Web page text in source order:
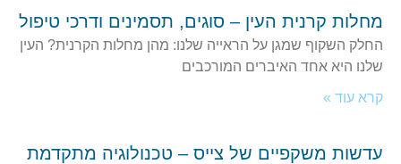
מחלות קרנית העין – סוגים, תסמינים ודרכי טיפול
החלק השקוף שמגן על הראייה שלנו: מהן מחלות הקרנית? העין
שלנו היא אחד האיברים המורכבים
קרא עוד »
עדשות משקפיים של צייס – טכנולוגיה מתקדמת